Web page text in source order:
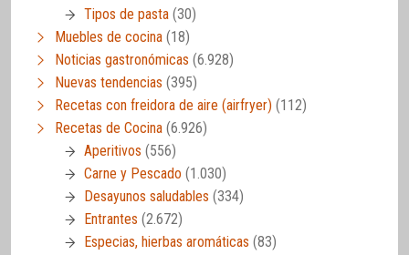
Tipos de pasta (30)
Muebles de cocina (18)
Noticias gastronómicas (6.928)
Nuevas tendencias (395)
Recetas con freidora de aire (airfryer) (112)
Recetas de Cocina (6.926)
Aperitivos (556)
Carne y Pescado (1.030)
Desayunos saludables (334)
Entrantes (2.672)
Especias, hierbas aromáticas (83)